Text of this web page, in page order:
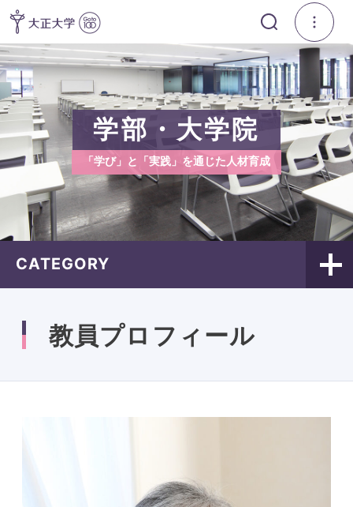
学部・大学院
「学び」と「実践」を通じた人材育成
CATEGORY
教員プロフィール